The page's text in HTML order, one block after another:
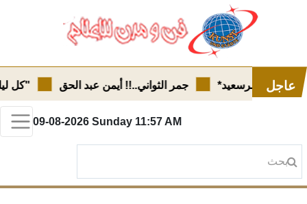
عاجل
آخر..!! عمرسعيد* جمر الثواني..!! أيمن عبد الحق "كل
09-08-2026 Sunday 11:57 AM